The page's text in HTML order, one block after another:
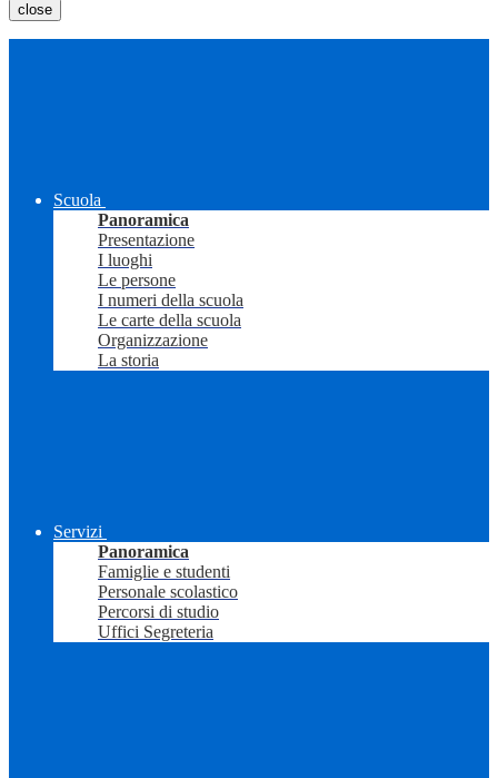
close
Scuola
Panoramica
Presentazione
I luoghi
Le persone
I numeri della scuola
Le carte della scuola
Organizzazione
La storia
Servizi
Panoramica
Famiglie e studenti
Personale scolastico
Percorsi di studio
Uffici Segreteria